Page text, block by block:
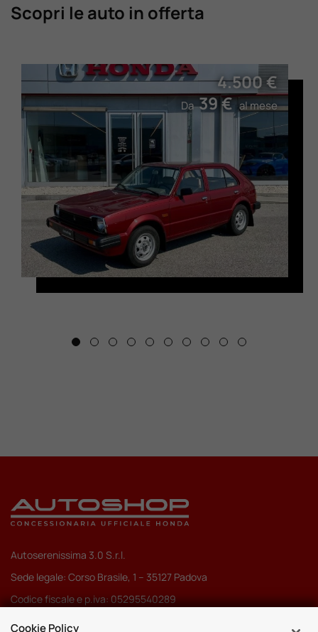
Scopri le auto in offerta
4.500 €
Da39 €al mese
Autoserenissima 3.0 S.r.l.
Sede legale: Corso Brasile, 1 – 35127 Padova
Codice fiscale e p.iva: 05295540289
Pec:autoserenissima3.0srl@legalmail.it
Cookie Policy